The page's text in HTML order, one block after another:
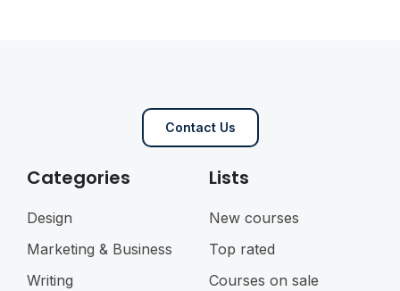
Contact Us
Categories
Design
Marketing & Business
Writing
Lists
New courses
Top rated
Courses on sale